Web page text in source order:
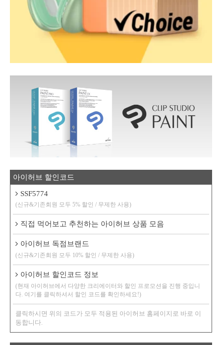
아이허브 할인코드
SSF5774
(신규&기존회원 모두 5% 할인 / 무제한 사용)
직접 먹어보고 추천하는 아이허브 상품 모음
아이허브 독점브랜드
(신규&기존회원 모두 10% 할인 / 무제한 사용)
아이허브 할인코드 정보
(현재 아이허브에서 다양한 크리에이터와 할인 프로모션을 진행 중입니
다. 여기를 클릭하셔서 할인 코드를 확인하세요!)
클릭하시면 위의 코드가 모두 적용된 아이허브 홈페이지로 바로 이
동합니다.